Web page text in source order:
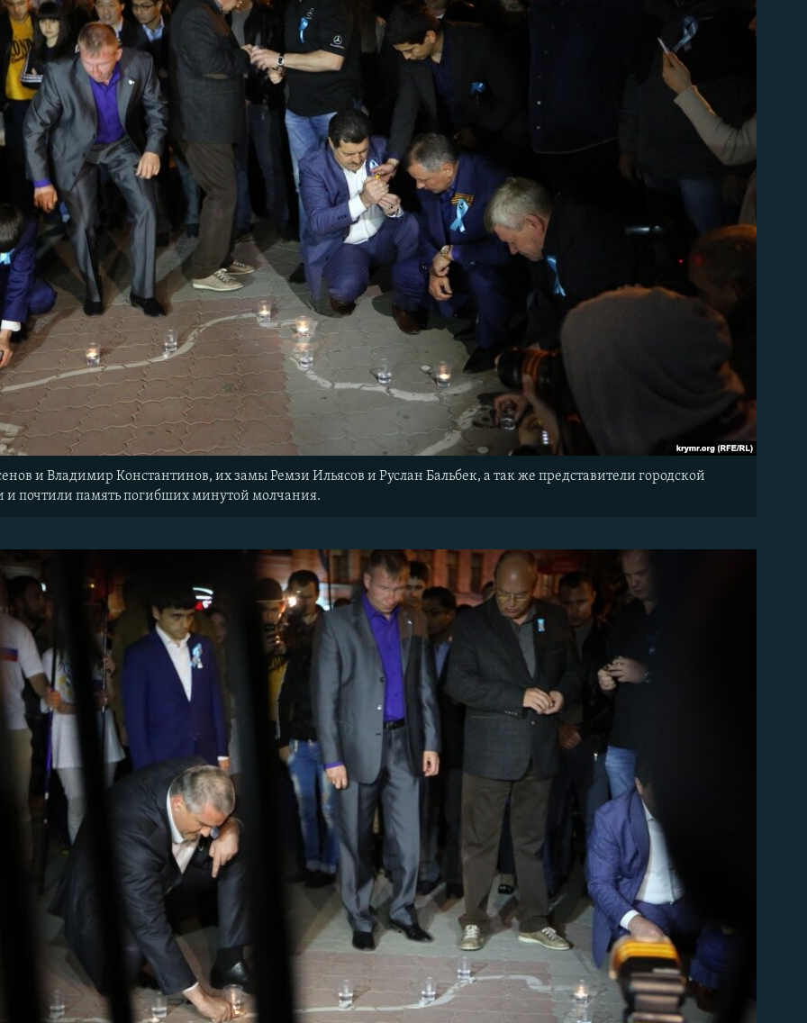
и Владимир Константин​ов, их замы Ремзи Ильясов и Руслан Бальбек, а так же представители городской
и почтили память погибших минутой молчания.